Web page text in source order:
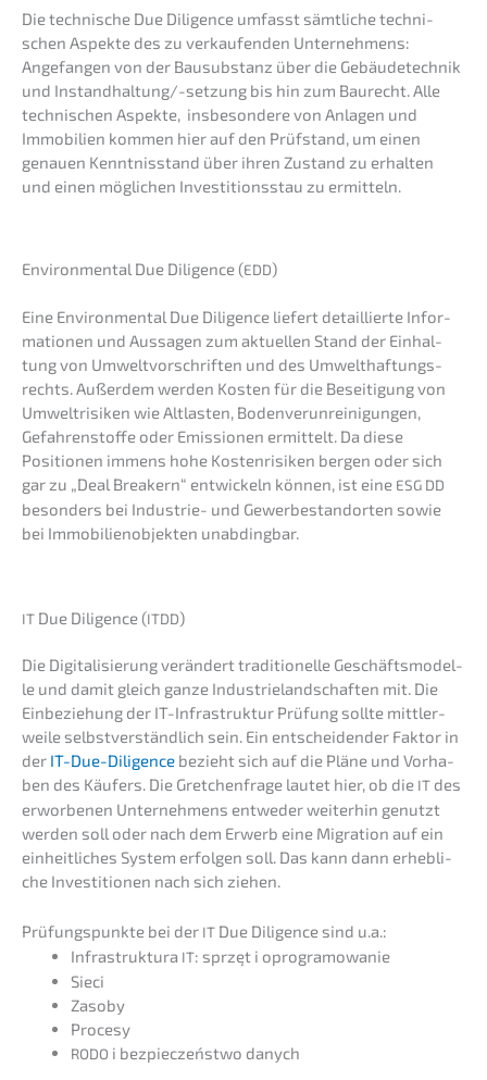
Die techni­sche Due Diligence umfasst sämtli­che techni­
schen Aspek­te des zu verkau­fen­den Unter­neh­mens:
Angefan­gen von der Bausub­stanz über die Gebäu­de­tech­nik
und Instand­hal­tun­g/-setzung bis hin zum Baurecht. Alle
techni­schen Aspek­te, insbe­son­de­re von Anlagen und
Immobi­li­en kommen hier auf den Prüfstand, um einen
genau­en Kennt­nis­stand über ihren Zustand zu erhal­ten
und einen mögli­chen Inves­ti­ti­ons­stau zu ermitteln.
Environ­men­tal Due Diligence (EDD)
Eine Environ­men­tal Due Diligence liefert detail­lier­te Infor­
ma­tio­nen und Aussa­gen zum aktuel­len Stand der Einhal­
tung von Umwelt­vor­schrif­ten und des Umwelt­haf­tungs­
rechts. Außer­dem werden Kosten für die Besei­ti­gung von
Umwelt­ri­si­ken wie Altlas­ten, Boden­ver­un­rei­ni­gun­gen,
Gefah­ren­stof­fe oder Emissio­nen ermit­telt. Da diese
Positio­nen immens hohe Kosten­ri­si­ken bergen oder sich
gar zu „Deal Break­ern“ entwi­ckeln können, ist eine ESG DD
beson­ders bei Indus­trie- und Gewer­be­stand­or­ten sowie
bei Immobi­li­en­ob­jek­ten unabdingbar.
IT Due Diligence (ITDD)
Die Digita­li­sie­rung verän­dert tradi­tio­nel­le Geschäfts­mo­del­
le und damit gleich ganze Indus­trie­land­schaf­ten mit. Die
Einbe­zie­hung der IT-Infra­struk­tur Prüfung sollte mittler­
wei­le selbst­ver­ständ­lich sein. Ein entschei­den­der Faktor in
der IT-Due-Diligence bezieht sich auf die Pläne und Vorha­
ben des Käufers. Die Gretchen­fra­ge lautet hier, ob die IT des
erwor­be­nen Unter­neh­mens entwe­der weiter­hin genutzt
werden soll oder nach dem Erwerb eine Migra­ti­on auf ein
einheit­li­ches System erfol­gen soll. Das kann dann erheb­li­
che Inves­ti­tio­nen nach sich ziehen.
Prüfungs­punk­te bei der IT Due Diligence sind u.a.:
Infra­struk­tu­ra IT: sprzęt i oprogramowanie
Sieci
Zasoby
Proce­sy
RODO i bezpiec­zeńst­wo danych